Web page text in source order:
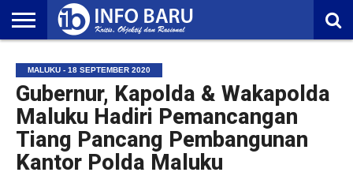
NASIONAL
AMBONIA
MALUKU
EKONOMI
POLITIK
OLAHRAGA
LIFESTYLE
REDAKSI
MALUKU - 18 SEPTEMBER 2020
Gubernur, Kapolda & Wakapolda
Maluku Hadiri Pemancangan
Tiang Pancang Pembangunan
Kantor Polda Maluku